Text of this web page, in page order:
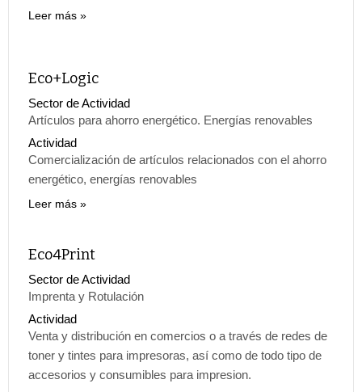
Leer más
Eco+Logic
Sector de Actividad
Artículos para ahorro energético. Energías renovables
Actividad
Comercialización de artículos relacionados con el ahorro
energético, energías renovables
Leer más
Eco4Print
Sector de Actividad
Imprenta y Rotulación
Actividad
Venta y distribución en comercios o a través de redes de
toner y tintes para impresoras, así como de todo tipo de
accesorios y consumibles para impresion.